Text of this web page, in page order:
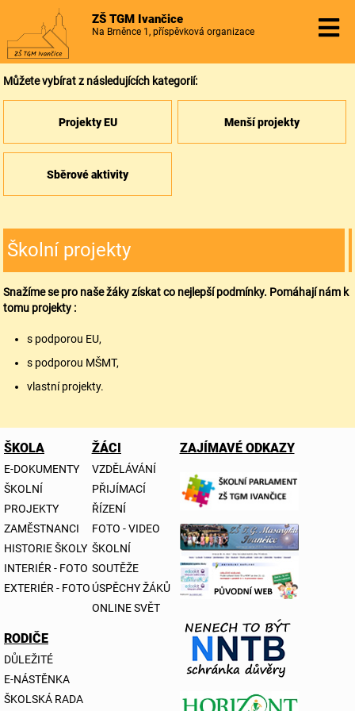
ZŠ TGM Ivančice
Na Brněnce 1, příspěvková organizace
Můžete vybírat z následujících kategorií:
Projekty EU Menší projekty
Sběrové aktivity
Školní projekty
Snažíme se pro naše žáky získat co nejlepší podmínky. Pomáhají nám k
tomu projekty :
s podporou EU,
s podporou MŠMT,
vlastní projekty.
ŠKOLA
E-DOKUMENTY
ŠKOLNÍ
PROJEKTY
ZAMĚSTNANCI
HISTORIE ŠKOLY
INTERIÉR - FOTO
EXTERIÉR - FOTO
ŽÁCI
VZDĚLÁVÁNÍ
PŘIJÍMACÍ
ŘÍZENÍ
FOTO - VIDEO
ŠKOLNÍ
SOUTĚŽE
ÚSPĚCHY ŽÁKŮ
ONLINE SVĚT
RODIČE
DŮLEŽITÉ
E-NÁSTĚNKA
ŠKOLSKÁ RADA
ZAJÍMAVÉ ODKAZY